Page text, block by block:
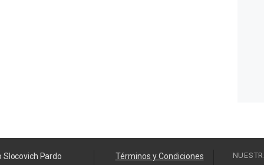
Slocovich Pardo Términos y Condiciones